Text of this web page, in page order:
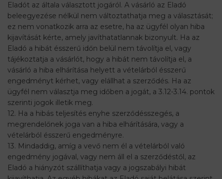
Eladót az általa választott jogáról. A vásárló az Eladó
beleegyezése nélkül nem változtathatja meg a választását;
ez nem vonatkozik arra az esetre, ha az ügyfél olyan hiba
kijavítását kérte, amely javíthatatlannak bizonyult. Ha az
Eladó a hibát ésszerű időn belül nem távolítja el, vagy
tájékoztatja a vásárlót, hogy a hibát nem távolítja el, a
vásárló a hiba elhárítása helyett a vételárból ésszerű
engedményt kérhet, vagy elállhat a szerződés. Ha az
ügyfél nem választja meg időben a jogát, a 3.12-3.14. pontok
szerinti jogok illetik meg.
12. Ha a hibás teljesítés enyhe szerződésszegés, a
megrendelőnek joga van a hiba elhárítására, vagy a
vételárból ésszerű engedményre.
13. Mindaddig, amíg a vevő nem él a vételárból való
engedmény jogával, vagy nem áll el a szerződéstől, az
Eladó a hiányzót szállíthatja vagy a jogszabályi hibát